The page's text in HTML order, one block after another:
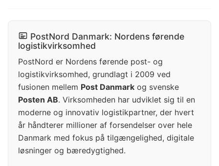
PostNord Danmark: Nordens førende
logistikvirksomhed
PostNord er Nordens førende post- og
logistikvirksomhed, grundlagt i 2009 ved
fusionen mellem Post Danmark og svenske
Posten AB. Virksomheden har udviklet sig til en
moderne og innovativ logistikpartner, der hvert
år håndterer millioner af forsendelser over hele
Danmark med fokus på tilgængelighed, digitale
løsninger og bæredygtighed.